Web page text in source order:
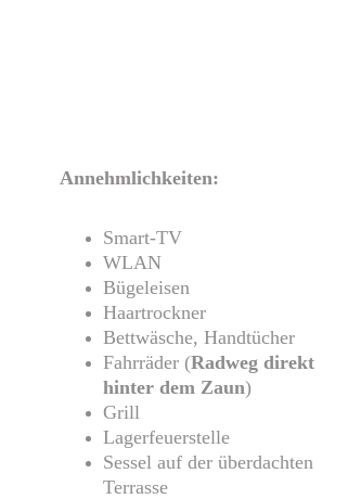
Annehmlichkeiten:
Smart-TV
WLAN
Bügeleisen
Haartrockner
Bettwäsche, Handtücher
Fahrräder (Radweg direkt
hinter dem Zaun)
Grill
Lagerfeuerstelle
Sessel auf der überdachten
Terrasse